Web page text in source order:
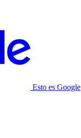
Esto es Google